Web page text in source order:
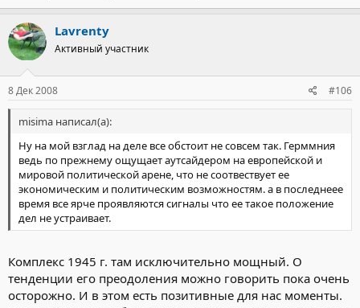
Lavrenty
Активный участник
8 Дек 2008 #106
misima написал(а):
Ну на мой взглад на деле все обстоит не совсем так. Герммния
ведь по прежнему ощущает аутсайдером на европейской и
мировой политической арене, что не соотвествует ее
экономическим и политическим возможностям. а в последнеее
время все ярче проявляются сигналы что ее такое положение
дел не устраивает.
Комплекс 1945 г. там исключительно мощный. О
тенденции его преодоления можно говорить пока очень
осторожно. И в этом есть позитивные для нас моменты.